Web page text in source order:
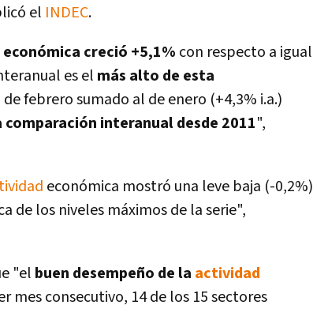
el INDEC.
económica creció +5,1% con respecto a igual
es el más alto de esta
de febrero sumado al de enero (+4,3% i.a.)
interanual desde 2011",
económica mostró una leve baja (-0,2%)
de los niveles máximos de la serie",
"el buen desempeño de la actividad
mes consecutivo, 14 de los 15 sectores